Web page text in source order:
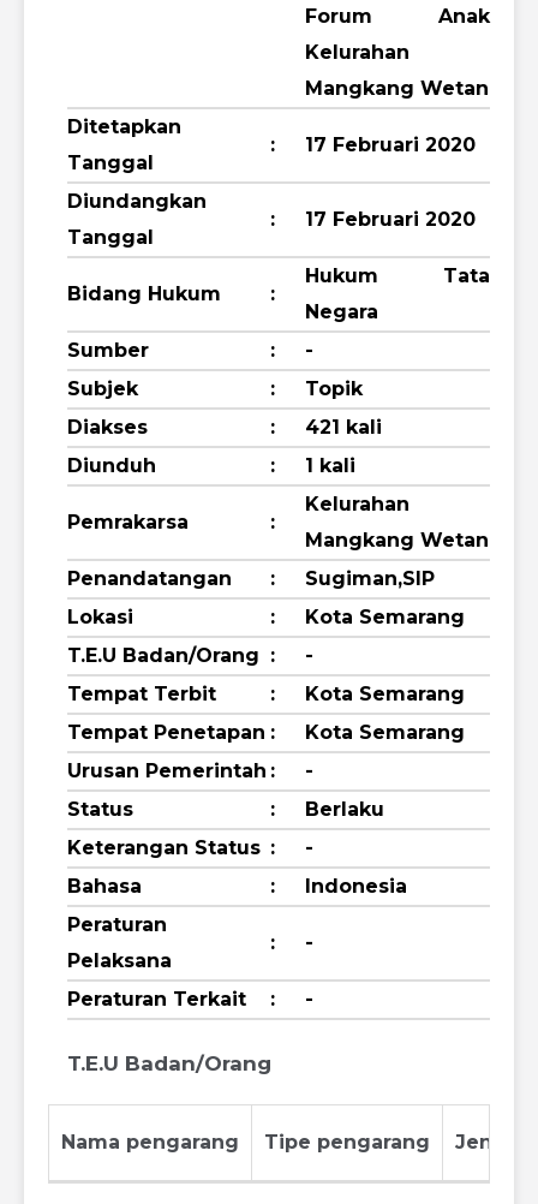
Forum Anak
Kelurahan
Mangkang Wetan
Ditetapkan
Tanggal
: 17 Februari 2020
Diundangkan
Tanggal
: 17 Februari 2020
Bidang Hukum :
Hukum Tata
Negara
Sumber
:
-
Subjek
:
Topik
Diakses
:
421 kali
Diunduh
: 1 kali
Pemrakarsa :
Kelurahan
Mangkang Wetan
Penandatangan
:
Sugiman,SIP
Lokasi
:
Kota Semarang
T.E.U Badan/Orang :
-
Tempat Terbit
:
Kota Semarang
Tempat Penetapan :
Kota Semarang
Urusan Pemerintah :
-
Status
:
Berlaku
Keterangan Status :
-
Bahasa
:
Indonesia
Peraturan
Pelaksana
: -
Peraturan Terkait : -
T.E.U Badan/Orang
Nama pengarang Tipe pengarang Jenis